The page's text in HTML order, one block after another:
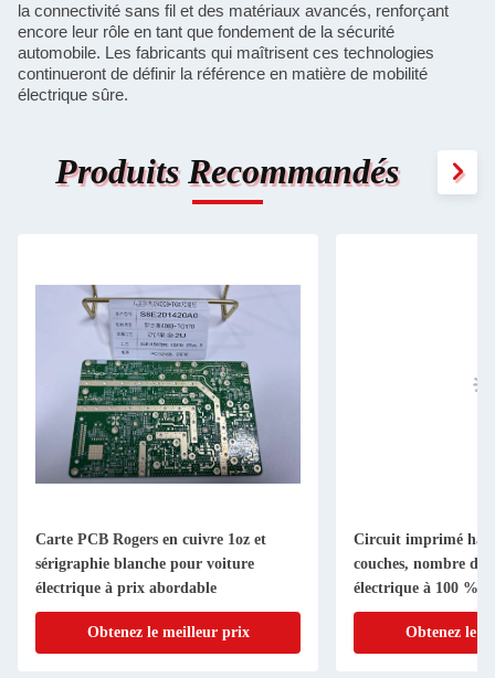
la connectivité sans fil et des matériaux avancés, renforçant
encore leur rôle en tant que fondement de la sécurité
automobile. Les fabricants qui maîtrisent ces technologies
continueront de définir la référence en matière de mobilité
électrique sûre.
Produits Recommandés
Carte PCB Rogers en cuivre 1oz et
sérigraphie blanche pour voiture
électrique à prix abordable
Obtenez le meilleur prix
Circuit imprimé
couches, nombre de
électrique à 100 %
Obtenez le